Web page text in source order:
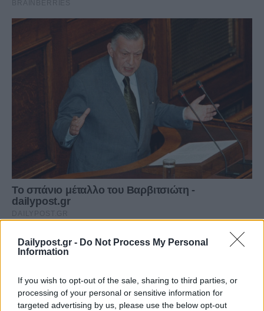
Dailypost.gr - Do Not Process My Personal
Information
If you wish to opt-out of the sale, sharing to third parties, or
processing of your personal or sensitive information for
targeted advertising by us, please use the below opt-out